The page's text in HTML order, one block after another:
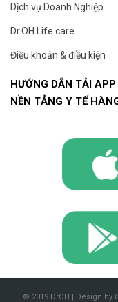
Dịch vụ Doanh Nghiệp
Dr.OH Life care
Điều khoản & điều kiện
HƯỚNG DẪN TẢI
NỀN TẢNG Y TẾ
© 2019 DrOH | Design by